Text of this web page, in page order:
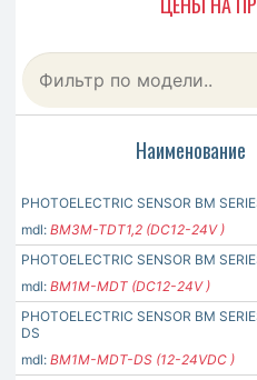
Наименование
PHOTOELECTRIC SENSOR BM
mdl: BM3M-TDT1,2 (DC12-24V )
PHOTOELECTRIC SENSOR BM
mdl: BM1M-MDT (DC12-24V )
PHOTOELECTRIC SENSOR BM
DS
mdl: BM1M-MDT-DS (12-24VDC )